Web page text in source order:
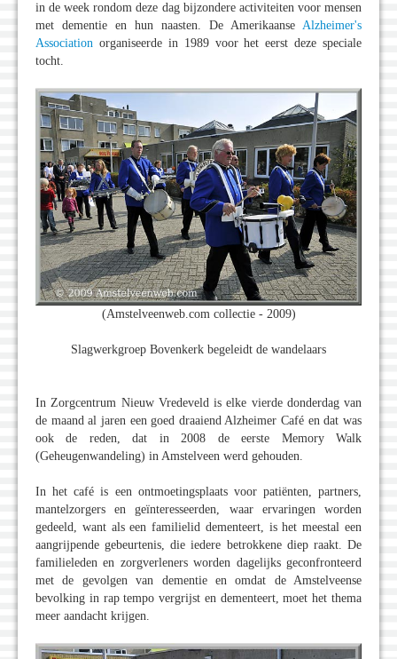
in de week rondom deze dag bijzondere activiteiten voor mensen
met dementie en hun naasten. De Amerikaanse Alzheimer's
Association organiseerde in 1989 voor het eerst deze speciale
tocht.
(Amstelveenweb.com collectie - 2009)
Slagwerkgroep Bovenkerk begeleidt de wandelaars
In Zorgcentrum Nieuw Vredeveld is elke vierde donderdag van
de maand al jaren een goed draaiend Alzheimer Café en dat was
ook de reden, dat in 2008 de eerste Memory Walk
(Geheugenwandeling) in Amstelveen werd gehouden.
In het café is een ontmoetingsplaats voor patiënten, partners,
mantelzorgers en geïnteresseerden, waar ervaringen worden
gedeeld, want als een familielid dementeert, is het meestal een
aangrijpende gebeurtenis, die iedere betrokkene diep raakt. De
familieleden en zorgverleners worden dagelijks geconfronteerd
met de gevolgen van dementie en omdat de Amstelveense
bevolking in rap tempo vergrijst en dementeert, moet het thema
meer aandacht krijgen.